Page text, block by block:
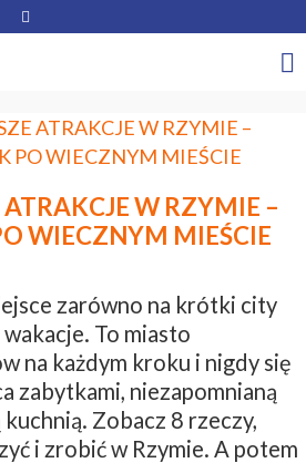
W RZYMIE –
WIECZNYM MIEŚCIE
zarówno na krótki city
wakacje. To miasto
na każdym kroku i nigdy się
zabytkami, niezapomnianą
Zobacz 8 rzeczy,
i zrobić w Rzymie. A potem